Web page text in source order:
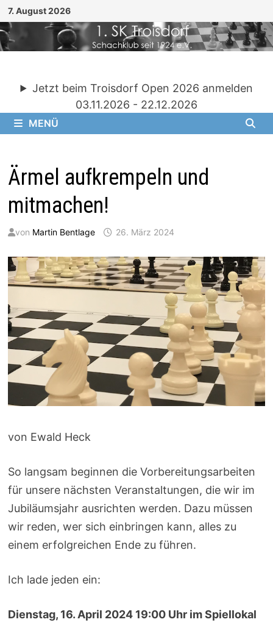
Zum
Inhalt
springen
7. August 2026
Jetzt beim Troisdorf Open 2026 anmelden
03.11.2026 - 22.12.2026
MENÜ
Ärmel aufkrempeln und
mitmachen!
von Martin Bentlage 26. März 2024
von Ewald Heck
So langsam beginnen die Vorbereitungsarbeiten
für unsere nächsten Veranstaltungen, die wir im
Jubiläumsjahr ausrichten werden. Dazu müssen
wir reden, wer sich einbringen kann, alles zu
einem erfolgreichen Ende zu führen.
Ich lade jeden ein:
Dienstag, 16. April 2024 19:00 Uhr im Spiellokal